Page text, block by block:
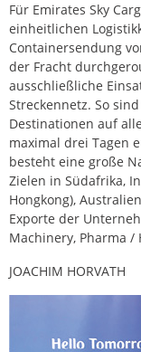
Für Emirates Sky
einheitlichen
Containersendung
der Fracht
ausschließliche
Streckennetz. So
Destinationen auf
maximal drei Tagen
besteht eine große
Zielen in Südafrika,
Hongkong),
Exporte der
Machinery, Pharma /
JOACHIM HORVATH